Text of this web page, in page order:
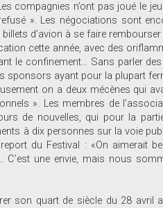
compagnies n’ont pas joué le
». Les négociations sont
d’avion à se faire rembourser
cette année, avec des
le confinement… Sans parler
sponsors ayant pour la plupart
on a deux mécènes qui
». Les membres de
de nouvelles, qui pour la
à dix personnes sur la voie
du Festival : «On aimerait
C’est une envie, mais nous
son quart de siècle du 28 avril